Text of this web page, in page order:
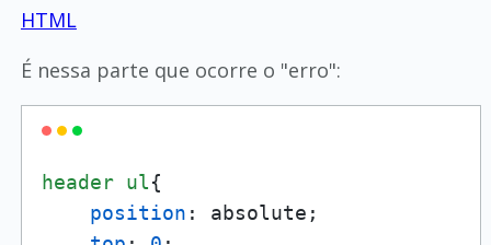
HTML
É nessa parte que ocorre o "erro":
header ul{
position : absolute;